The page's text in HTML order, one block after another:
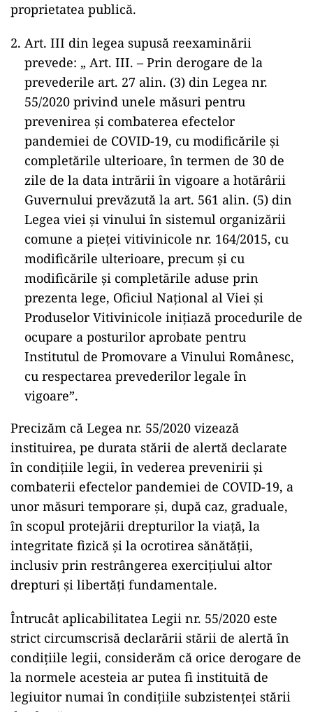
proprietatea publică.
Art. III din legea supusă reexaminării
prevede: „ Art. III. – Prin derogare de la
prevederile art. 27 alin. (3) din Legea nr.
55/2020 privind unele măsuri pentru
prevenirea şi combaterea efectelor
pandemiei de COVID-19, cu modificările şi
completările ulterioare, în termen de 30 de
zile de la data intrării în vigoare a hotărârii
Guvernului prevăzută la art. 561 alin. (5) din
Legea viei şi vinului în sistemul organizării
comune a pieţei vitivinicole nr. 164/2015, cu
modificările ulterioare, precum şi cu
modificările şi completările aduse prin
prezenta lege, Oficiul Naţional al Viei şi
Produselor Vitivinicole iniţiază procedurile de
ocupare a posturilor aprobate pentru
Institutul de Promovare a Vinului Românesc,
cu respectarea prevederilor legale în
vigoare”.
Precizăm că Legea nr. 55/2020 vizează
instituirea, pe durata stării de alertă declarate
în condiţiile legii, în vederea prevenirii şi
combaterii efectelor pandemiei de COVID-19, a
unor măsuri temporare şi, după caz, graduale,
în scopul protejării drepturilor la viaţă, la
integritate fizică şi la ocrotirea sănătăţii,
inclusiv prin restrângerea exerciţiului altor
drepturi şi libertăţi fundamentale.
Întrucât aplicabilitatea Legii nr. 55/2020 este
strict circumscrisă declarării stării de alertă în
condiţiile legii, considerăm că orice derogare de
la normele acesteia ar putea fi instituită de
legiuitor numai în condiţiile subzistenţei stării